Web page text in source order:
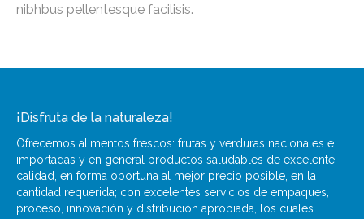
nibhbus pellentesque facilisis.
¡Disfruta de la naturaleza!
Ofrecemos alimentos frescos: frutas y verduras nacionales e
importadas y en general productos saludables de excelente
calidad, en forma oportuna al mejor precio posible, en la
cantidad requerida; con excelentes servicios de empaques,
proceso, innovación y distribución apropiada, los cuales